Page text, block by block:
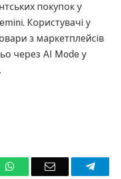
покупок у
Користувачі у
з маркетплейсів
через AI Mode у
WhatsAppEmail